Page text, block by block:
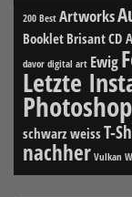
200 Best Artworks
Booklet BrisantCD
davor digital art Ewig
Letzte
Photoshop
schwarz weissT-
nachher Vulkan